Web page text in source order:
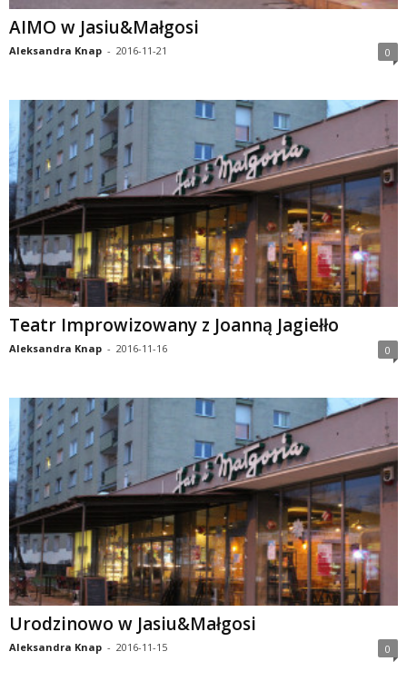
AIMO w Jasiu&Małgosi
Aleksandra Knap - 2016-11-21 0
Teatr Improwizowany z Joanną Jagiełło
Aleksandra Knap - 2016-11-16 0
Urodzinowo w Jasiu&Małgosi
Aleksandra Knap - 2016-11-15 0